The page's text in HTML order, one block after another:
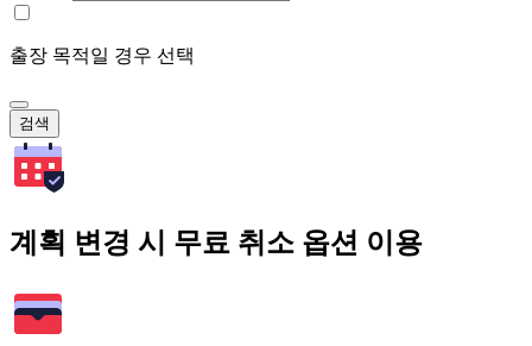
출장 목적일 경우 선택
검색
계획 변경 시 무료 취소 옵션 이용